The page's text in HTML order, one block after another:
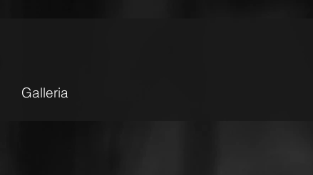
Galleria